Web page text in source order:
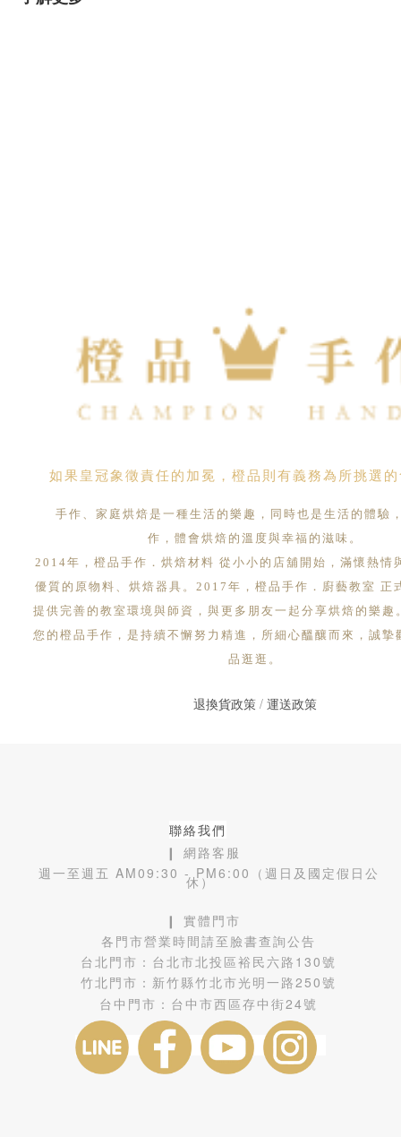
如果皇冠象徵責任的加冕，橙品則有義務為所挑選
手作、家庭烘焙是一種生活的樂趣，同時也是生活的體驗
作，體會烘焙的溫度與幸福的滋味。
2014年，橙品手作．烘焙材料 從小小的店舖開始，滿懷熱情
優質的原物料、烘焙器具。2017年，橙品手作．廚藝教室 正
提供完善的教室環境與師資，與更多朋友一起分享烘焙的樂趣
您的橙品手作，是持續不懈努力精進，所細心醞釀而來，誠摯
品逛逛。
退換貨政策/ 運送政策
聯絡我們
❙ 網路客服
週一至週五 AM09:30 - PM6:00（週日及國定假日公
休）
❙ 實體門市
各門市營業時間請至臉書查詢公告
台北門市： 台北市北投區裕民六路130號
竹北門市： 新竹縣竹北市光明一路250號
台中門市： 台中市西區存中街24號